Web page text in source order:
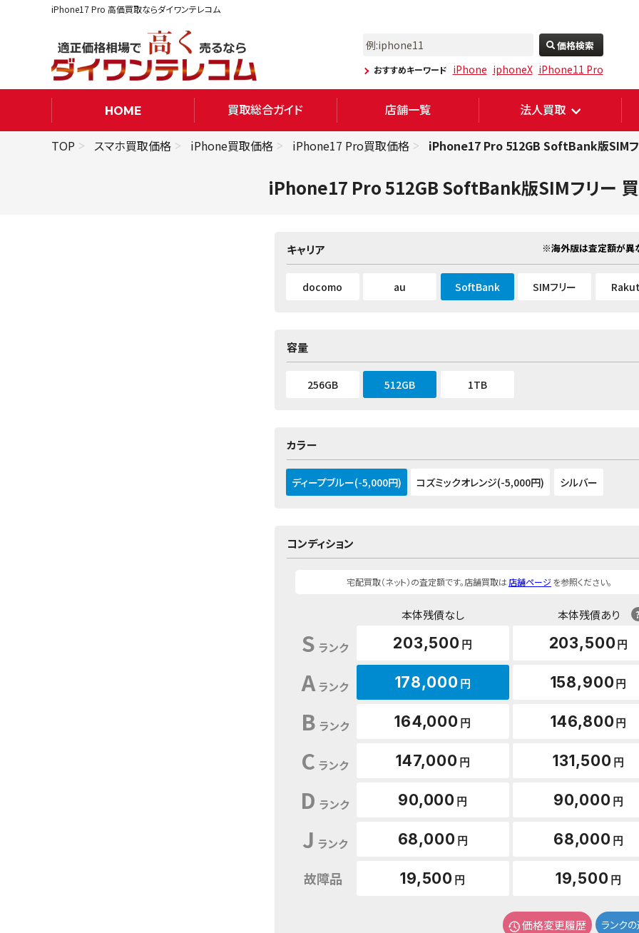
iPhone17 Pro 高価買取ならダイワンテレコム
価格検索
おすすめキーワード iPhone iphoneX iPhone11 Pro
HOME 買取総合ガイド 店舗一覧 法人買取
TOP スマホ買取価格 iPhone買取価格 iPhone17 Pro買取価格 iPhone17 Pro 512GB SoftBank版SIM
iPhone17 Pro 512GB SoftBank版SIMフリー
キャリア ※海外版は査定額が異
docomo au SoftBank SIMフリー
容量
256GB 512GB 1TB
カラー
ディープブルー(-5,000円) コズミックオレンジ(-5,000円) シルバー
コンディション
宅配買取（ネット）の査定額です。店舗買取は 店舗ページ を参照ください。
本体残債なし 本体残債あり
S ランク 203,500 円 203,500 円
A ランク 178,000 円 158,900 円
B ランク 164,000 円 146,800 円
C ランク 147,000 円 131,500 円
D ランク 90,000 円 90,000 円
J ランク 68,000 円 68,000 円
故障品 19,500 円 19,500 円
価格変更履歴 ランク